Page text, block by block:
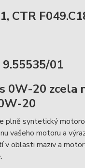
CTR
01
0W-20 zcela
20
plně syntetický
vašeho motoru a
v oblasti maziv a